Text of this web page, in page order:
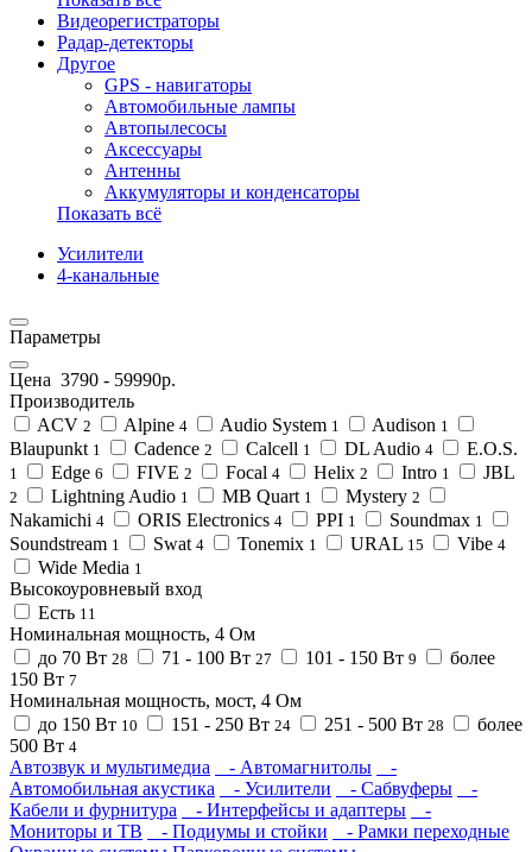
Видеорегистраторы
Радар-детекторы
Другое
GPS - навигаторы
Автомобильные лампы
Автопылесосы
Аксессуары
Антенны
Аккумуляторы и конденсаторы
Показать всё
Усилители
4-канальные
Параметры
Цена 3790 - 59990р.
Производитель
ACV 2 Alpine 4 Audio System 1 Audison 1
Blaupunkt 1 Cadence 2 Calcell 1 DL Audio 4 E.O.S.
1 Edge 6 FIVE 2 Focal 4 Helix 2 Intro 1 JBL
2 Lightning Audio 1 MB Quart 1 Mystery 2
Nakamichi 4 ORIS Electronics 4 PPI 1 Soundmax 1
Soundstream 1 Swat 4 Tonemix 1 URAL 15 Vibe 4
Wide Media 1
Высокоуровневый вход
Есть 11
Номинальная мощность, 4 Ом
до 70 Вт 28 71 - 100 Вт 27 101 - 150 Вт 9
более
150 Вт 7
Номинальная мощность, мост, 4 Ом
до 150 Вт 10 151 - 250 Вт 24 251 - 500 Вт 28
более
500 Вт 4
Автозвук и мультимедиа - Автомагнитолы
-
Автомобильная акустика
- Усилители - Сабвуферы
-
Кабели и фурнитура
- Интерфейсы и адаптеры
-
Мониторы и ТВ
- Подиумы и стойки
- Рамки переходные